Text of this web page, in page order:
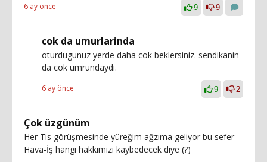
6 ay önce 9 9
cok da umurlarinda
oturdugunuz yerde daha cok beklersiniz. sendikanin
da cok umrundaydi.
6 ay önce 9 2
Çok üzgünüm
Her Tis görüşmesinde yüreğim ağzıma geliyor bu sefer
Hava-İş hangi hakkımızı kaybedecek diye (?)